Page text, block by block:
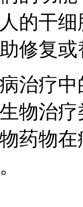
的干
修复
治疗
物治
药物